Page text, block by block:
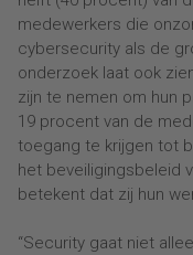
medewerkers die
cybersecurity als de
onderzoek laat ook
zijn te nemen om hun
19 procent van de
toegang te krijgen tot
het beveiligingsbeleid
betekent dat zij hun
“Security gaat niet